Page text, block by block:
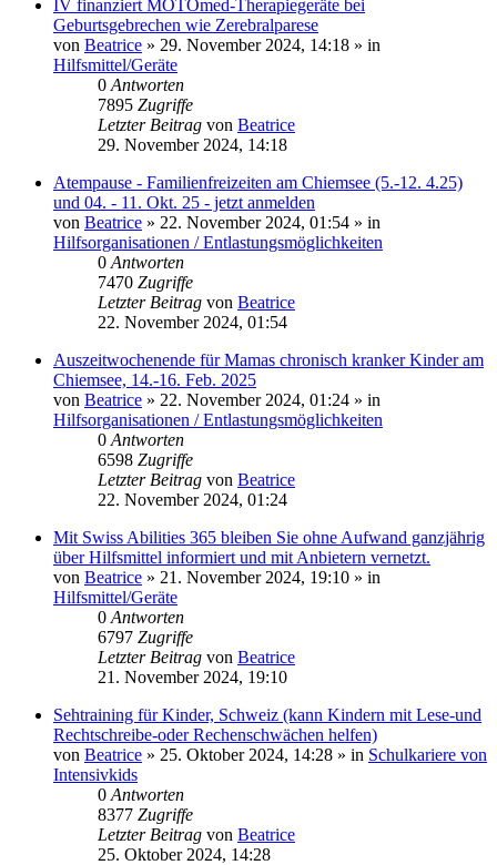
IV finanziert MOTOmed-Therapiegeräte bei
Geburtsgebrechen wie Zerebralparese
von Beatrice » 29. November 2024, 14:18 » in
Hilfsmittel/Geräte
0 Antworten
7895 Zugriffe
Letzter Beitrag von Beatrice
29. November 2024, 14:18
Atempause - Familienfreizeiten am Chiemsee (5.-12. 4.25)
und 04. - 11. Okt. 25 - jetzt anmelden
von Beatrice » 22. November 2024, 01:54 » in
Hilfsorganisationen / Entlastungsmöglichkeiten
0 Antworten
7470 Zugriffe
Letzter Beitrag von Beatrice
22. November 2024, 01:54
Auszeitwochenende für Mamas chronisch kranker Kinder am
Chiemsee, 14.-16. Feb. 2025
von Beatrice » 22. November 2024, 01:24 » in
Hilfsorganisationen / Entlastungsmöglichkeiten
0 Antworten
6598 Zugriffe
Letzter Beitrag von Beatrice
22. November 2024, 01:24
Mit Swiss Abilities 365 bleiben Sie ohne Aufwand ganzjährig
über Hilfsmittel informiert und mit Anbietern vernetzt.
von Beatrice » 21. November 2024, 19:10 » in
Hilfsmittel/Geräte
0 Antworten
6797 Zugriffe
Letzter Beitrag von Beatrice
21. November 2024, 19:10
Sehtraining für Kinder, Schweiz (kann Kindern mit Lese-und
Rechtschreibe-oder Rechenschwächen helfen)
von Beatrice » 25. Oktober 2024, 14:28 » in Schulkariere von
Intensivkids
0 Antworten
8377 Zugriffe
Letzter Beitrag von Beatrice
25. Oktober 2024, 14:28